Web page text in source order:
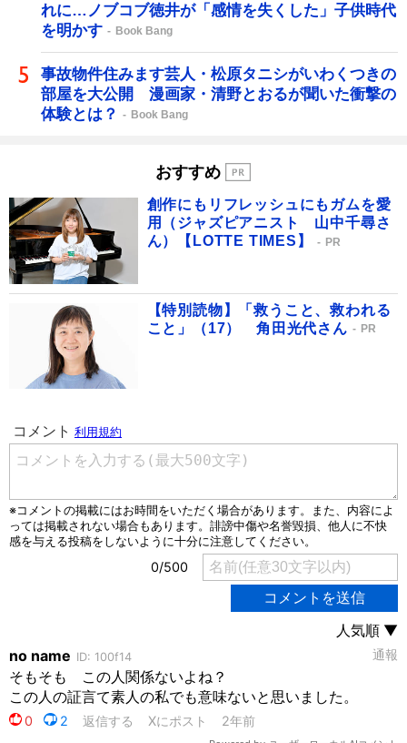
れに…ノブコブ徳井が「感情を失くした」子供時代
を明かす
Book Bang
事故物件住みます芸人・松原タニシがいわくつきの
部屋を大公開 漫画家・清野とおるが聞いた衝撃の
体験とは？
Book Bang
おすすめ
創作にもリフレッシュにもガムを愛
用（ジャズピアニスト 山中千尋さ
ん）【LOTTE TIMES】
PR
【特別読物】「救うこと、救われる
こと」（17） 角田光代さん
PR